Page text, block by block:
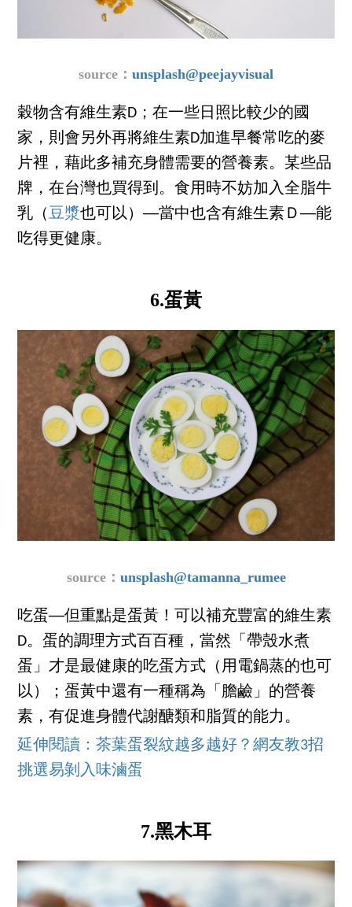
source： unsplash@peejayvisual
穀物含有維生素D；在一些日照比較少的國
家，則會另外再將維生素D加進早餐常吃的麥
片裡，藉此多補充身體需要的營養素。某些品
牌，在台灣也買得到。食用時不妨加入全脂牛
乳（豆漿也可以）──當中也含有維生素Ｄ──能
吃得更健康。
6.蛋黃
source： unsplash@tamanna_rumee
吃蛋──但重點是蛋黃！可以補充豐富的維生素
D。蛋的調理方式百百種，當然「帶殼水煮
蛋」才是最健康的吃蛋方式（用電鍋蒸的也可
以）；蛋黃中還有一種稱為「膽鹼」的營養
素，有促進身體代謝醣類和脂質的能力。
延伸閱讀：茶葉蛋裂紋越多越好？網友教3招
挑選易剝入味滷蛋
7.黑木耳